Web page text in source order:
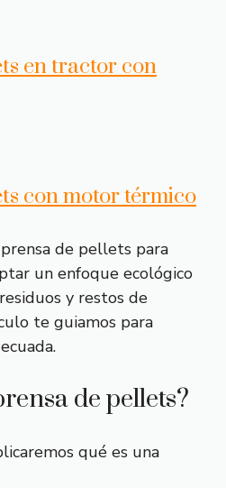
en tractor con
con motor térmico
de pellets para
un enfoque ecológico
y restos de
te guiamos para
de pellets?
qué es una